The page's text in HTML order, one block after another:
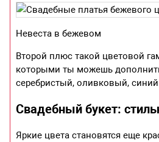
Невеста в бежевом
Второй плюс такой цветовой
которыми ты можешь
серебристый, оливковый,
Свадебный букет:
Яркие цвета становятся еще